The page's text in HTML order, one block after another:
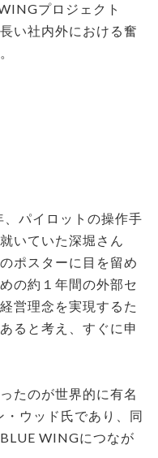
プロジェクト
い社内外における奮
パイロットの操作手
いていた深堀さん
ポスターに目を留め
の約１年間の外部セ
営理念を実現するた
ると考え、すぐに申
たのが世界的に有名
ウッド氏であり、同
WINGにつなが